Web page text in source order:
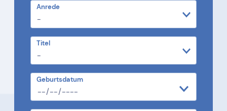
Anrede
Titel
Geburtsdatum